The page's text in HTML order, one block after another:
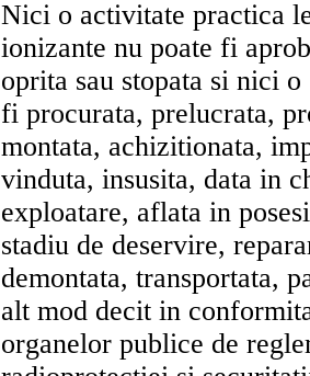
Nici o activitate practica
ionizante nu poate fi
oprita sau stopata si nici
fi procurata, prelucrata,
montata, achizitionata,
vinduta, insusita, data in
exploatare, aflata in
stadiu de deservire,
demontata, transportata,
alt mod decit in
organelor publice de